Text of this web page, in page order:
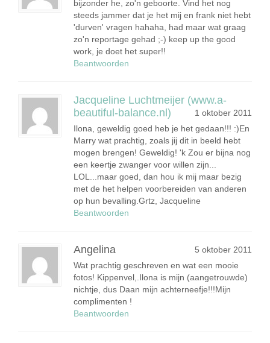
bijzonder he, zo'n geboorte. Vind het nog
steeds jammer dat je het mij en frank niet hebt
'durven' vragen hahaha, had maar wat graag
zo'n reportage gehad ;-) keep up the good
work, je doet het super!!
Beantwoorden
Jacqueline Luchtmeijer (www.a-
beautiful-balance.nl)
1 oktober 2011
Ilona, geweldig goed heb je het gedaan!!! :)En
Marry wat prachtig, zoals jij dit in beeld hebt
mogen brengen! Geweldig! 'k Zou er bijna nog
een keertje zwanger voor willen zijn...
LOL...maar goed, dan hou ik mij maar bezig
met de het helpen voorbereiden van anderen
op hun bevalling.Grtz, Jacqueline
Beantwoorden
Angelina
5 oktober 2011
Wat prachtig geschreven en wat een mooie
fotos! Kippenvel,.Ilona is mijn (aangetrouwde)
nichtje, dus Daan mijn achterneefje!!!Mijn
complimenten !
Beantwoorden